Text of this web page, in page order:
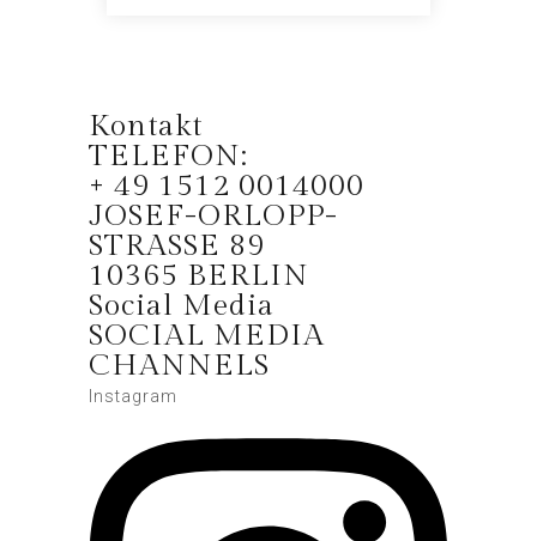
Kontakt
TELEFON:
+ 49 1512 0014000
JOSEF-ORLOPP-
STRASSE 89
10365 BERLIN
Social Media
SOCIAL MEDIA
CHANNELS
Instagram